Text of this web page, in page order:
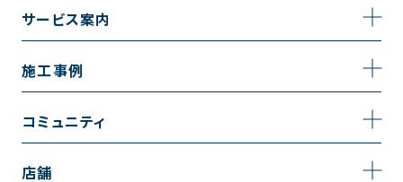
採用情報
トイレのリフォーム
キッチンのリフォーム
リノベーション
サービス案内
サービスの流れ
施工事例
施工事例一覧
コミュニティ
コミュニティ
店舗